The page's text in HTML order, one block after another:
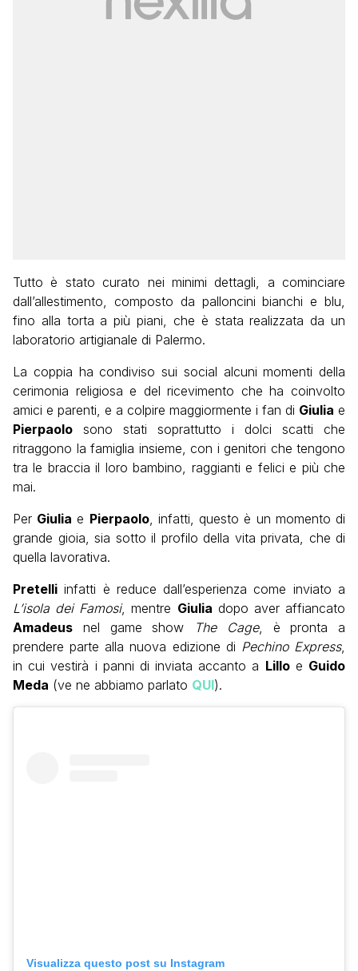
Tutto è stato curato nei minimi dettagli, a cominciare
dall’allestimento, composto da palloncini bianchi e blu,
fino alla torta a più piani, che è stata realizzata da un
laboratorio artigianale di Palermo.
La coppia ha condiviso sui social alcuni momenti della
cerimonia religiosa e del ricevimento che ha coinvolto
amici e parenti, e a colpire maggiormente i fan di Giulia e
Pierpaolo sono stati soprattutto i dolci scatti che
ritraggono la famiglia insieme, con i genitori che tengono
tra le braccia il loro bambino, raggianti e felici e più che
mai.
Per Giulia e Pierpaolo, infatti, questo è un momento di
grande gioia, sia sotto il profilo della vita privata, che di
quella lavorativa.
Pretelli infatti è reduce dall’esperienza come inviato a
L’isola dei Famosi, mentre Giulia dopo aver affiancato
Amadeus nel game show The Cage, è pronta a
prendere parte alla nuova edizione di Pechino Express,
in cui vestirà i panni di inviata accanto a Lilloe Guido
Meda (ve ne abbiamo parlato QUI).
Visualizza questo post su Instagram